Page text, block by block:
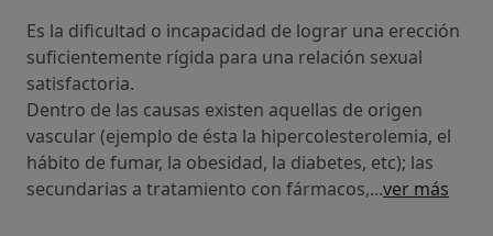
Es la dificultad o incapacidad de lograr una erección
suficientemente rígida para una relación sexual
satisfactoria.
Dentro de las causas existen aquellas de origen
vascular (ejemplo de ésta la hipercolesterolemia, el
hábito de fumar, la obesidad, la diabetes, etc); las
secundarias a tratamiento con fármacos,...ver más